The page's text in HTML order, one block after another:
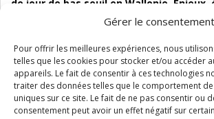
Gérer le consentement
Pour offrir les meilleures expériences, nous
telles que les cookies pour stocker et/ou accéder
appareils. Le fait de consentir à ces technologies
traiter des données telles que le comportement
uniques sur ce site. Le fait de ne pas consentir ou
consentement peut avoir un effet négatif sur
de jour de bas seuil en Wallonie.
06 Juil 2026
Étude d’évaluabilité des Structures
d’accompagnement à l’autocréation
01 Juil 2026